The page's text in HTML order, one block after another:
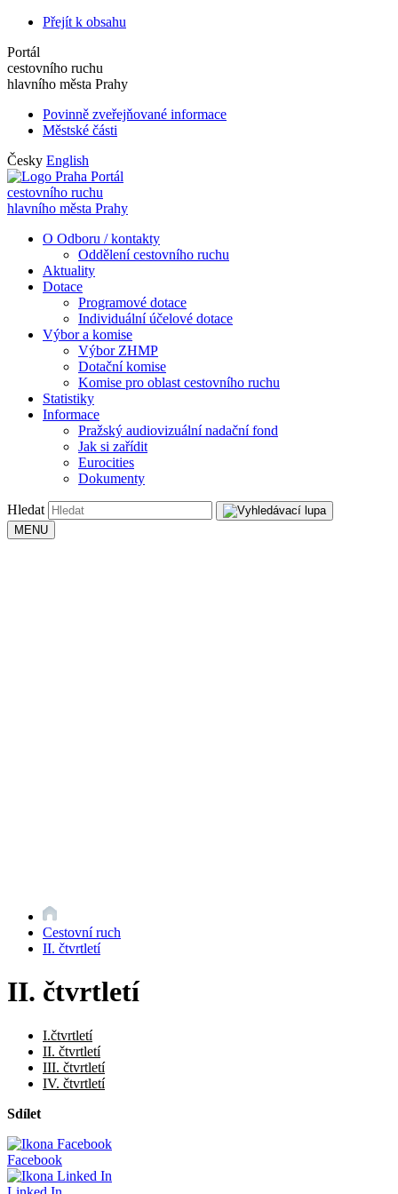
Přejít k obsahu
Portál
cestovního ruchu
hlavního města Prahy
Povinně zveřejňované informace
Městské části
Česky English
Portál
cestovního ruchu
hlavního města Prahy
O Odboru / kontakty
Oddělení cestovního ruchu
Aktuality
Dotace
Programové dotace
Individuální účelové dotace
Výbor a komise
Výbor ZHMP
Dotační komise
Komise pro oblast cestovního ruchu
Statistiky
Informace
Pražský audiovizuální nadační fond
Jak si zařídit
Eurocities
Dokumenty
Hledat
MENU
Cestovní ruch
II. čtvrtletí
II. čtvrtletí
I.čtvrtletí
II. čtvrtletí
III. čtvrtletí
IV. čtvrtletí
Sdílet
Facebook